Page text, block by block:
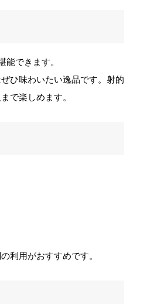
できます。
ひ味わいたい逸品です。射的
で楽しめます。
利用がおすすめです。